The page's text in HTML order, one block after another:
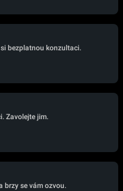
bezplatnou konzultaci.
Zavolejte jim.
brzy se vám ozvou.